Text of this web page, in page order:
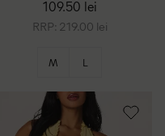
109.50 lei
RRP: 219.00 lei
M L